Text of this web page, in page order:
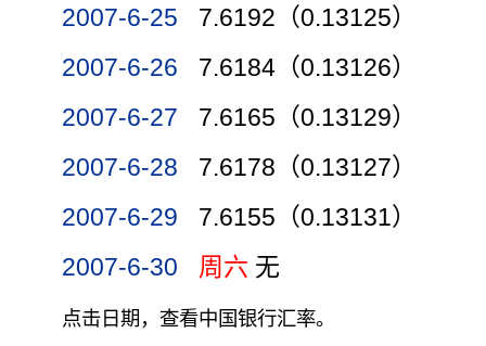
2007-6-25
7.6192（0.13125）
2007-6-26
7.6184（0.13126）
2007-6-27
7.6165（0.13129）
2007-6-28
7.6178（0.13127）
2007-6-29
7.6155（0.13131）
2007-6-30
周六 无
点击日期，查看中国银行汇率。